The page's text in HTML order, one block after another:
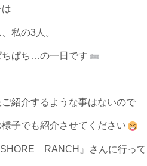
私の3人。
ちぱち…の一日です
紹介するような事はないので
子でも紹介させてください
RANCH』さんに行っ